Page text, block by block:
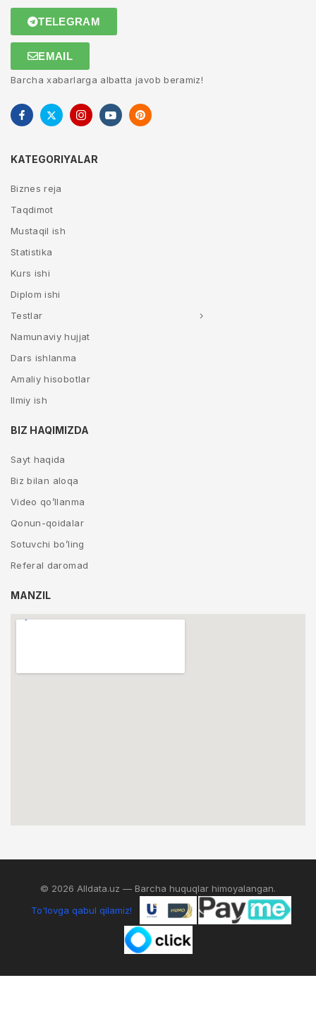
TELEGRAM
EMAIL
Barcha xabarlarga albatta javob beramiz!
KATEGORIYALAR
Biznes reja
Taqdimot
Mustaqil ish
Statistika
Kurs ishi
Diplom ishi
Testlar
Namunaviy hujjat
Dars ishlanma
Amaliy hisobotlar
Ilmiy ish
BIZ HAQIMIZDA
Sayt haqida
Biz bilan aloqa
Video qo’llanma
Qonun-qoidalar
Sotuvchi bo’ling
Referal daromad
MANZIL
© 2026 Alldata.uz — Barcha huquqlar himoyalangan.
To'lovga qabul qilamiz!